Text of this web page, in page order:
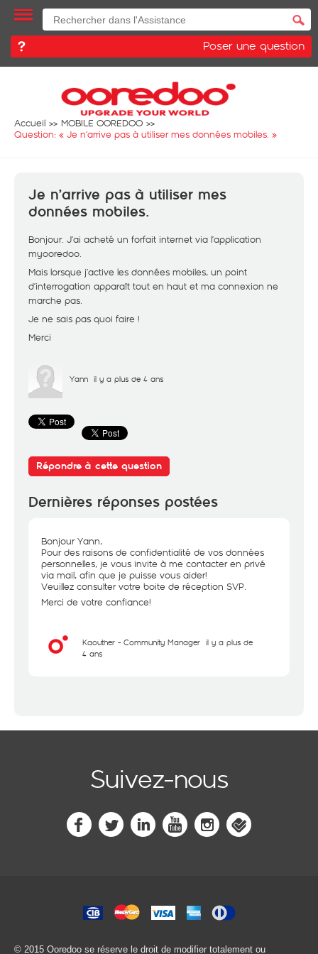
Poser une question
Accueil
MOBILE OOREDOO
Question: « Je n’arrive pas à utiliser mes données mobiles. »
Je n’arrive pas à utiliser mes
données mobiles.
Bonjour. J’ai acheté un forfait internet via l’application
myooredoo.
Mais lorsque j’active les données mobiles, un point
d’interrogation apparaît tout en haut et ma connexion ne
marche pas.
Je ne sais pas quoi faire !
Merci
Yann il y a plus de 4 ans
Répondre à cette question
Dernières réponses postées
Bonjour Yann,
Pour des raisons de confidentialité de vos données
personnelles, je vous invite à me contacter en privé
via mail, afin que je puisse vous aider!
Veuillez consulter votre boite de réception SVP.
Merci de votre confiance!
Kaouther - Community Manager il y a plus de
4 ans
Suivez-nous
© 2015 Ooredoo se réserve le droit de modifier totalement ou